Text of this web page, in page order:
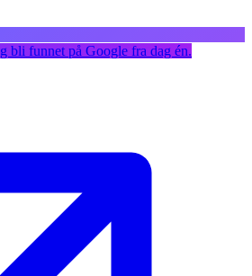
bli funnet på Google fra dag én.